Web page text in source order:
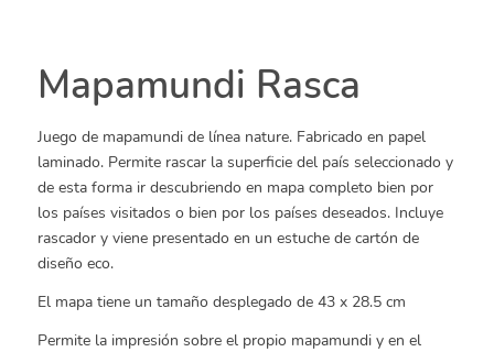
Mapamundi Rasca
Juego de mapamundi de línea nature. Fabricado en papel
laminado. Permite rascar la superficie del país seleccionado y
de esta forma ir descubriendo en mapa completo bien por
los países visitados o bien por los países deseados. Incluye
rascador y viene presentado en un estuche de cartón de
diseño eco.
El mapa tiene un tamaño desplegado de 43 x 28.5 cm
Permite la impresión sobre el propio mapamundi y en el